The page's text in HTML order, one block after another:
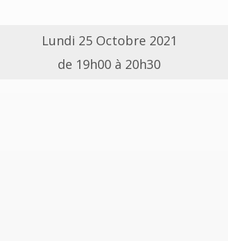
Lundi 25 Octobre 2021
de 19h00 à 20h30